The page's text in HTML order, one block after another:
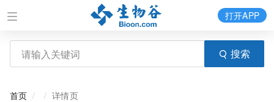
搜索
打开APP
首页 详情页